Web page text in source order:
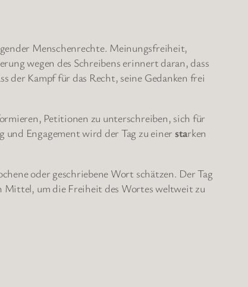
Menschenrechte. Meinungsfreiheit,
wegen des Schreibens erinnert daran, dass
Kampf für das Recht, seine Gedanken frei
Petitionen zu unterschreiben, sich für
Engagement wird der Tag zu einer starken
oder geschriebene Wort schätzen. Der Tag
Mittel, um die Freiheit des Wortes weltweit zu